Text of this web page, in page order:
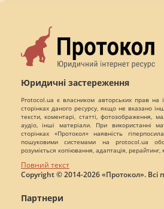
Юридичні застереження
Protocol.ua є власником авторських прав на
сторінках даного ресурсу, якщо не вказано
тексти, коментарі, статті, фотозображення,
аудіо, інші матеріали. При використанні
сторінках «Протокол» наявність
пошуковими системами на protocol.ua
розуміється копіювання, адаптація,
Повний текст
Copyright © 2014-2026 «Протокол». Всі
Партнери